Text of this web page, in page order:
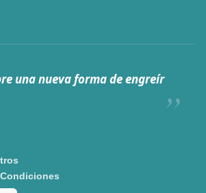
fuimosraros.
una nueva forma de engreír